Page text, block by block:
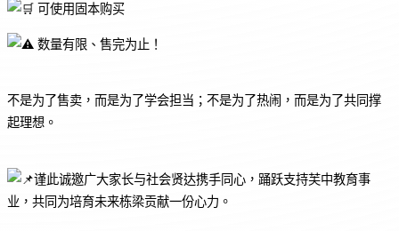
可使用固本购买
数量有限、售完为止！
不是为了售卖，而是为了学会担当；不是为了热闹，而是为了共同撑
起理想。
谨此诚邀广大家长与社会贤达携手同心，踊跃支持芙中教育事
业，共同为培育未来栋梁贡献一份心力。